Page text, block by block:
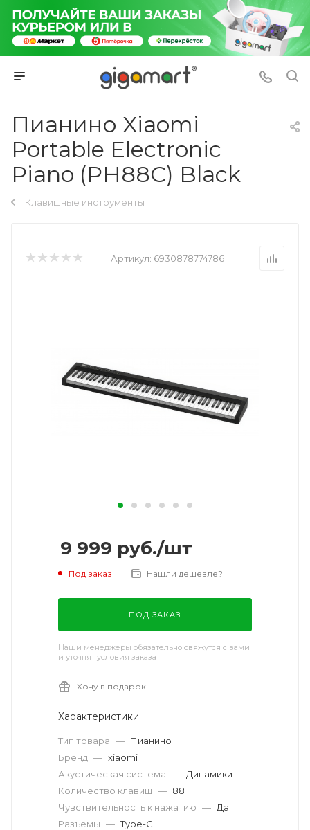
Пианино Xiaomi
Portable Electronic
Piano (PH88C) Black
Клавишные инструменты
Артикул: 6930878774786
9 999 руб./шт
Под заказ Нашли дешевле?
ПОД ЗАКАЗ
Наши менеджеры обязательно свяжутся с вами
и уточнят условия заказа
Хочу в подарок
Характеристики
Тип товара — Пианино
Бренд — xiaomi
Акустическая система — Динамики
Количество клавиш — 88
Чувствительность к нажатию — Да
Разъемы — Type-C